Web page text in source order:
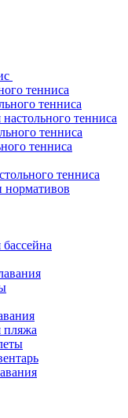
тенниса
тенниса
тенниса
тенниса
тенниса
тенниса
нормативов
пляжа